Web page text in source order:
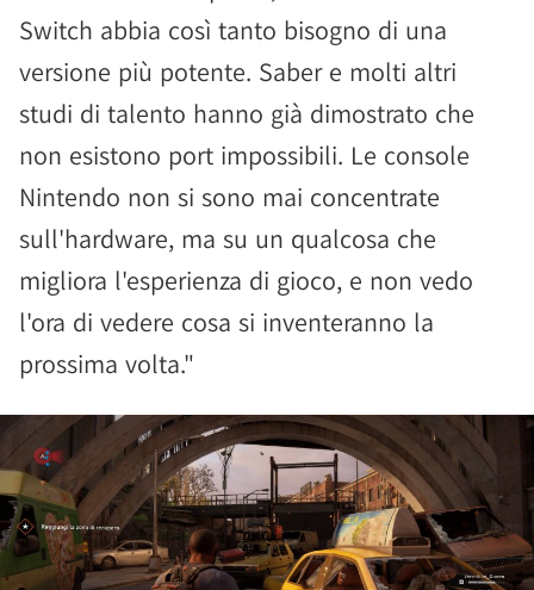
Switch abbia così tanto bisogno di una
versione più potente. Saber e molti altri
studi di talento hanno già dimostrato che
non esistono port impossibili. Le console
Nintendo non si sono mai concentrate
sull'hardware, ma su un qualcosa che
migliora l'esperienza di gioco, e non vedo
l'ora di vedere cosa si inventeranno la
prossima volta."